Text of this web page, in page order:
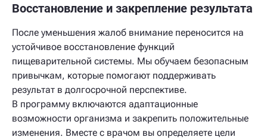
Восстановление и закрепление результата
После уменьшения жалоб внимание переносится на
устойчивое восстановление функций
пищеварительной системы. Мы обучаем безопасным
привычкам, которые помогают поддерживать
результат в долгосрочной перспективе.
В программу включаются адаптационные
возможности организма и закрепить положительные
изменения. Вместе с врачом вы определяете цели